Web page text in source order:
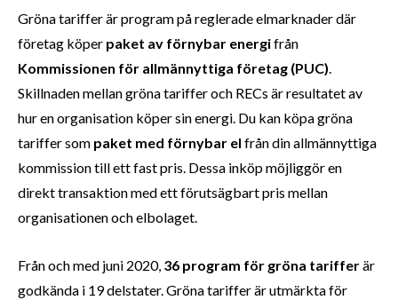
Gröna tariffer är program på reglerade elmarknader där
företag köper paket av förnybar energifrån
Kommissionen för allmännyttiga företag (PUC).
Skillnaden mellan gröna tariffer och RECs är resultatet av
hur en organisation köper sin energi. Du kan köpa gröna
tariffer som paket med förnybar el från din allmännyttiga
kommission till ett fast pris. Dessa inköp möjliggör en
direkt transaktion med ett förutsägbart pris mellan
organisationen och elbolaget.
Från och med juni 2020, 36 program för gröna tarifferär
godkända i 19 delstater. Gröna tariffer är utmärkta för